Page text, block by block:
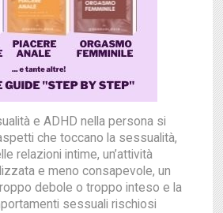
e ADHD nella persona si
che toccano la sessualità,
relazioni intime, un’attività
e meno consapevole, un
debole o troppo inteso e la
sessuali rischiosi